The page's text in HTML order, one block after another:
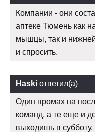
Компании - они
аптеке Тюмень как
мышцы, так и
и спросить.
Haski ответил(а)
Один промах на
команд, а те еще и
выходишь в субботу,